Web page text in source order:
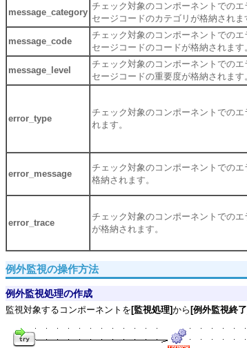
message_category
チェック対象のコンポーネントでの
セージコードのカテゴリが格納されま
message_code
チェック対象のコンポーネントでの
セージコードのコードが格納されます
message_level
チェック対象のコンポーネントでの
セージコードの重要度が格納されます
error_type
チェック対象のコンポーネントでの
れます。
error_message
チェック対象のコンポーネントでの
格納されます。
error_trace
チェック対象のコンポーネントでの
が格納されます。
例外監視の操作方法
例外監視処理の作成
監視対象するコンポーネントを [監視処理]から [例外監視終